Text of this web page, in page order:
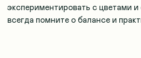
экспериментировать с цветами
всегда помните о балансе и